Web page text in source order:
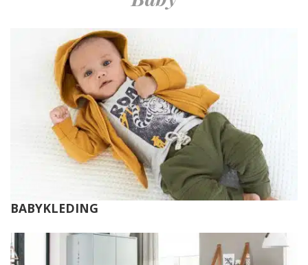
BABYKLEDING